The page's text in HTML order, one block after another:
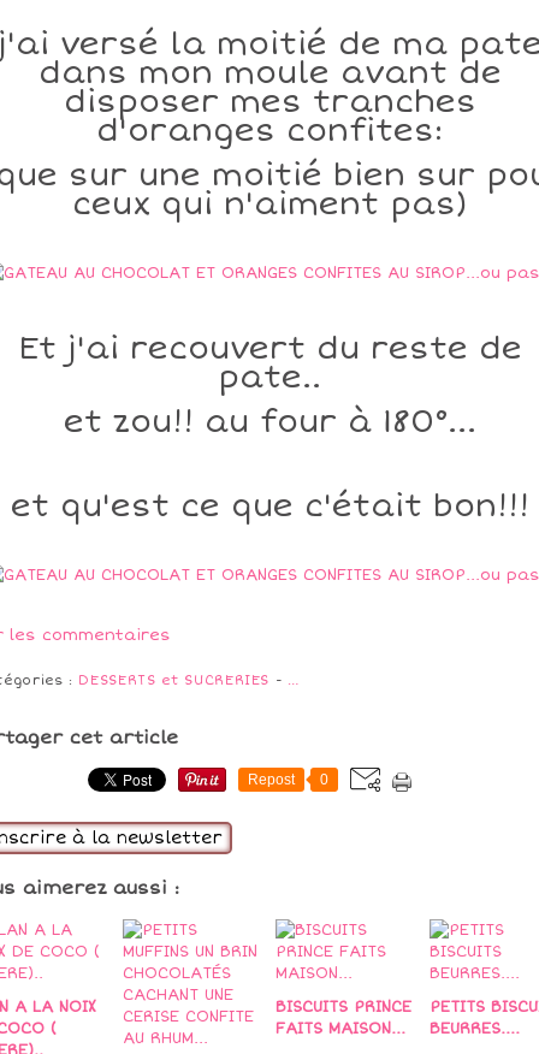
versé la moitié de ma
dans mon moule avant de
disposer mes tranches
d'oranges confites:
sur une moitié bien sur
ceux qui n'aiment pas)
Et j'ai recouvert du reste de
pate..
et zou!! au four à 180°...
et qu'est ce que c'était bon!!!
les commentaires
: DESSERTS et SUCRERIES - …
cet article
Repost 0
à la newsletter
aimerez aussi :
A LA NOIX
(
BISCUITS PRINCE
FAITS MAISON...
PETITS
BEURRES....